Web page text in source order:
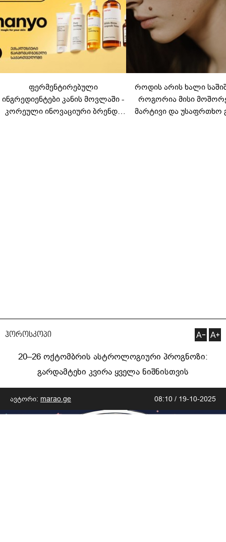
ფერმენტირებული
ინგრედიენტები კანის მოვლაში -
კორეული ინოვაციური ბრენდი
როდის არის ხალი
როგორია მისი
მარტივი და უსაფრთხო
ჰოროსკოპი
20–26 ოქტომბრის ასტროლოგიური პროგნოზი:
გარდამტეხი კვირა ყველა ნიშნისთვის
ავტორი: marao.ge 08:10 / 19-10-2025